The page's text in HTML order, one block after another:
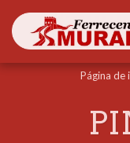
Página de